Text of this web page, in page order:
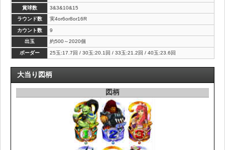
賞球数
3&3&10&15
ラウンド数
実4or6or8or16R
カウント数
9
出玉
約500～2020個
ボーダー 25玉:17.7回 / 30玉:20.1回 / 33玉:21.2回 / 40玉:23.6回
大当り図柄
図柄